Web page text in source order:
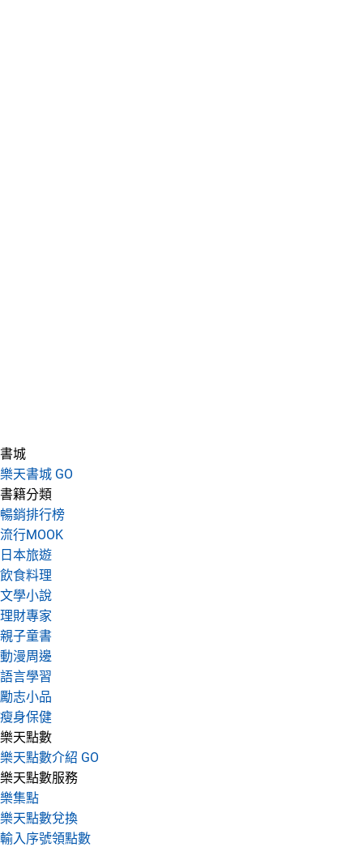
書城
樂天書城 GO
書籍分類
暢銷排行榜
流行MOOK
日本旅遊
飲食料理
文學小說
理財專家
親子童書
動漫周邊
語言學習
勵志小品
瘦身保健
樂天點數
樂天點數介紹 GO
樂天點數服務
樂集點
樂天點數兌換
輸入序號領點數